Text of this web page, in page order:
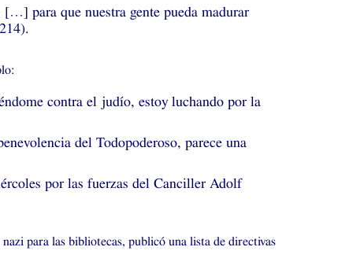
[…] para que nuestra gente pueda madurar
contra el judío, estoy luchando por la
del Todopoderoso, parece una
por las fuerzas del Canciller Adolf
para las bibliotecas, publicó una lista de directivas